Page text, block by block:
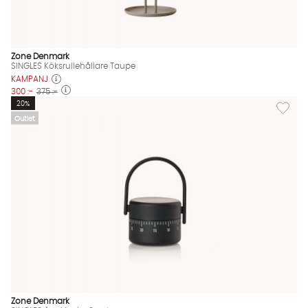
Zone Denmark
SINGLES Köksrullehållare Taupe
KAMPANJ
300 :- 375 :-
Outlet
Lägg
20%
Zone Denmark